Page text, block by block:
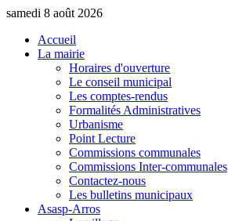
samedi 8 août 2026
Accueil
La mairie
Horaires d'ouverture
Le conseil municipal
Les comptes-rendus
Formalités Administratives
Urbanisme
Point Lecture
Commissions communales
Commissions Inter-communales
Contactez-nous
Les bulletins municipaux
Asasp-Arros